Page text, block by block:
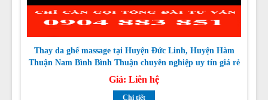
Thay da ghế massage tại Huyện Đức Linh, Huyện Hàm
Giá:Liên hệ
Chi tiết